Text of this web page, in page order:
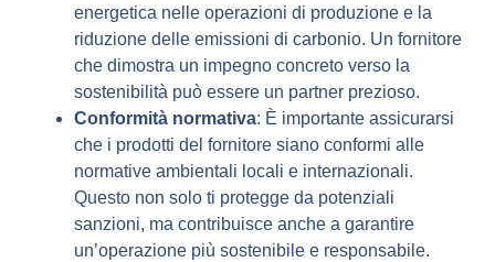
energetica nelle operazioni di produzione e la
riduzione delle emissioni di carbonio. Un fornitore
che dimostra un impegno concreto verso la
sostenibilità può essere un partner prezioso.
Conformità normativa: È importante assicurarsi
che i prodotti del fornitore siano conformi alle
normative ambientali locali e internazionali.
Questo non solo ti protegge da potenziali
sanzioni, ma contribuisce anche a garantire
un’operazione più sostenibile e responsabile.